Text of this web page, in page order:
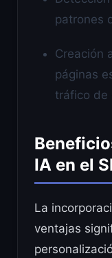
patrones
Creación
páginas
tráfico de
IA en el
La
ventajas